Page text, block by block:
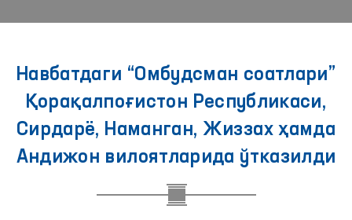
Навбатдаги “Омбудсман соатлари”
Қорақалпоғистон Республикаси,
Сирдарё, Наманган, Жиззах ҳамда
Андижон вилоятларида ўтказилди